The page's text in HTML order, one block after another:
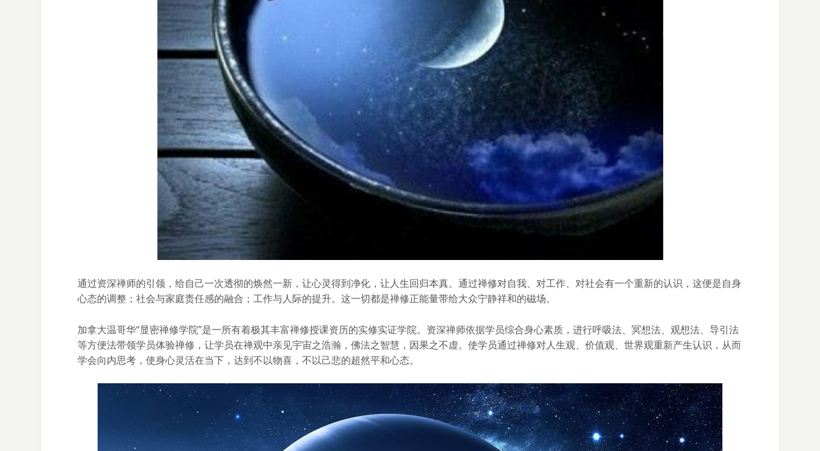
通过资深禅师的引领，给自己一次透彻的焕然一新，让心灵得到净化，让人生回归本真。通过禅修对自我、对工作、对社会有一个重新的认识，这便是自身
心态的调整；社会与家庭责任感的融合；工作与人际的提升。这一切都是禅修正能量带给大众宁静祥和的磁场。
加拿大温哥华“显密禅修学院”是一所有着极其丰富禅修授课资历的实修实证学院。资深禅师依据学员综合身心素质，进行呼吸法、冥想法、观想法、导引法
等方便法带领学员体验禅修，让学员在禅观中亲见宇宙之浩瀚，佛法之智慧，因果之不虚。使学员通过禅修对人生观、价值观、世界观重新产生认识，从而
学会向内思考，使身心灵活在当下，达到不以物喜，不以己悲的超然平和心态。